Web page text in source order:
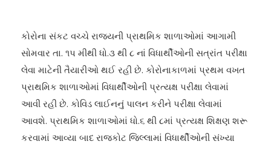
કોરોના સંકટ વચ્ચે રાજયની પ્રાથમિક શાળાઓમાં આગામી
સોમવાર તા. ૧પ મીથી ધો.૩ થી ૮ નાં વિધાર્થીઓની સત્રાંત પરીક્ષા
લેવા માટેની તૈયારીઓ થઈ રહી છે. કોરોનાકાળમાં પ્રથમ વખત
પ્રાથમિક શાળાઓમાં વિધાર્થીઓની પ્રત્યક્ષ પરીક્ષા લેવામાં
આવી રહી છે. કોવિડ લાઈનનું પાલન કરીને પરીક્ષા લેવામાં
આવશે. પ્રાથમિક શાળાઓમાં ધો.૬ થી ૮માં પ્રત્યક્ષ શિક્ષણ શરૂ
કરવામાં આવ્યા બાદ રાજકોટ જિલ્લામાં વિધાર્થીઓની સંખ્યા